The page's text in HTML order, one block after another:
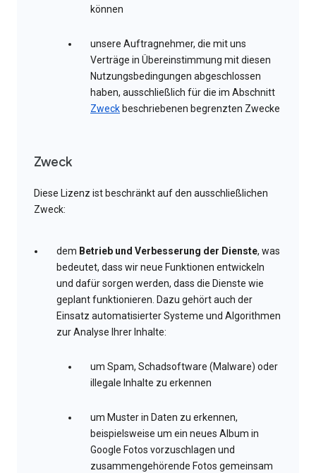
können
unsere Auftragnehmer, die mit uns
Verträge in Übereinstimmung mit diesen
Nutzungsbedingungen abgeschlossen
haben, ausschließlich für die im Abschnitt
Zweck beschriebenen begrenzten Zwecke
Zweck
Diese Lizenz ist beschränkt auf den ausschließlichen
Zweck:
dem Betrieb und Verbesserung der Dienste, was
bedeutet, dass wir neue Funktionen entwickeln
und dafür sorgen werden, dass die Dienste wie
geplant funktionieren. Dazu gehört auch der
Einsatz automatisierter Systeme und Algorithmen
zur Analyse Ihrer Inhalte:
um Spam, Schadsoftware (Malware) oder
illegale Inhalte zu erkennen
um Muster in Daten zu erkennen,
beispielsweise um ein neues Album in
Google Fotos vorzuschlagen und
zusammengehörende Fotos gemeinsam